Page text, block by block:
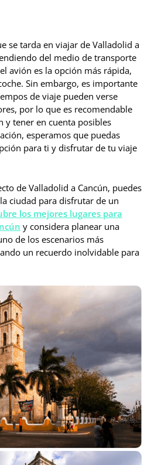
se tarda en viajar de Valladolid a
del medio de transporte
avión es la opción más rápida,
Sin embargo, es importante
de viaje pueden verse
por lo que es recomendable
y tener en cuenta posibles
esperamos que puedas
para ti y disfrutar de tu viaje
de Valladolid a Cancún, puedes
ciudad para disfrutar de un
los mejores lugares para
y considera planear una
de los escenarios más
un recuerdo inolvidable para